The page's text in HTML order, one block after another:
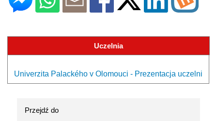
Uczelnia
Univerzita Palackého v Olomouci - Prezentacja uczelni
Przejdź do